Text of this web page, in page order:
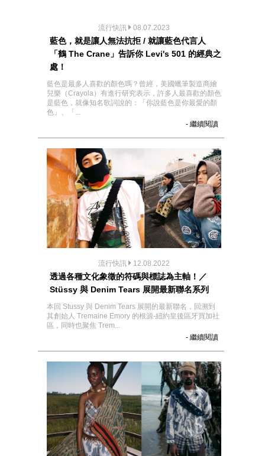
流行快訊 08.07.2023
藍色，就是讓人無法抗拒 / 就讓藍色代言人
「鶴 The Crane」告訴你 Levi's 501 的經典之
處！
藍色是最多人喜歡的顏色嗎？曾經，美國蠟筆製造商繪
兒樂（Crayola）有進行研究表示，許多人最喜歡的顏色
是藍色，就像知名歌詞說的：「你說藍色是你最愛的顏
色」、「...
- 繼續閱讀
流行快訊 12.08.2022
透過各種文化象徵的符碼與標誌為主軸！／
Stüssy 與 Denim Tears 展開最新聯名系列
本回 Stussy 與 Denim Tears 展開的最新聯名，回溯到
其創始人 Tremaine Emory 的根源-紐約皇後區牙買加社
區，同時也聚焦 Trem...
- 繼續閱讀